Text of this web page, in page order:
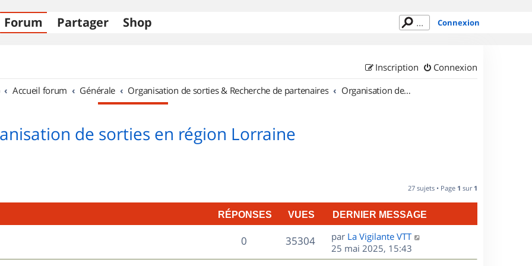
Forum Partager Shop Connexion
Connexion
Inscription
Accueil forum Générale Organisation de sorties & Recherche de partenaires Organisation de sorties en région Lorraine
de sorties en région Lorraine
27 sujets • Page 1 sur 1
RÉPONSES VUES DERNIER MESSAGE
0R
é
35304V
u
D
e
r
par La Vigilante VTT
25 mai 2025, 15:43